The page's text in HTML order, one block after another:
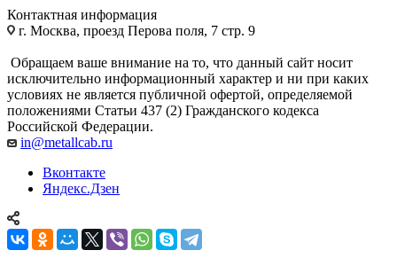
Контактная информация
г. Москва, проезд Перова поля, 7 стр. 9
Обращаем ваше внимание на то, что данный сайт носит
исключительно информационный характер и ни при каких
условиях не является публичной офертой, определяемой
положениями Статьи 437 (2) Гражданского кодекса
Российской Федерации.
in@metallcab.ru
Вконтакте
Яндекс.Дзен